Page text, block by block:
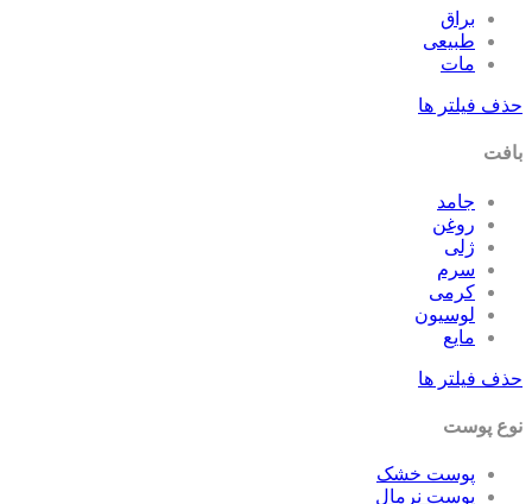
براق
طبیعی
مات
فیلتر ها
جامد
روغن
ژلی
سرم
کرمی
لوسیون
مایع
فیلتر ها
پوست
پوست خشک
پوست نرمال